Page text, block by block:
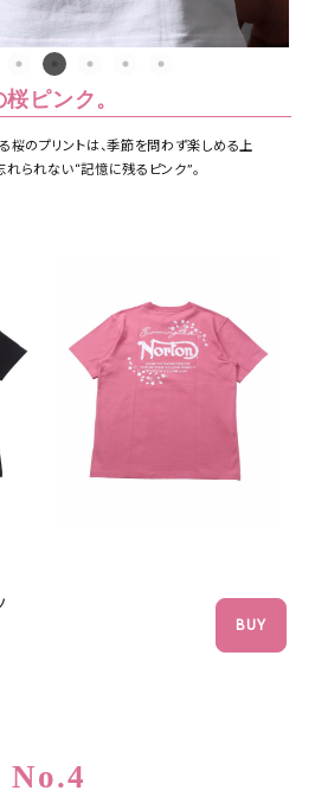
ピンク。
のプリントは、季節を問わず楽しめる上
れられない“記憶に残るピンク”。
BUY
No.4